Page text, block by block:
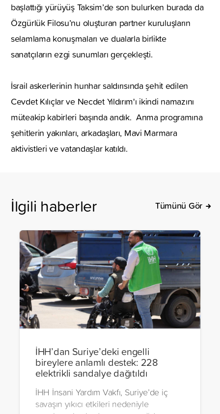
başlattığı yürüyüş Taksim’de son bulurken burada da
Özgürlük Filosu’nu oluşturan partner kuruluşların
selamlama konuşmaları ve dualarla birlikte
sanatçıların ezgi sunumları gerçekleşti.
İsrail askerlerinin hunhar saldırısında şehit edilen
Cevdet Kılıçlar ve Necdet Yıldırım'ı ikindi namazını
müteakip kabirleri başında andık. Anma programına
şehitlerin yakınları, arkadaşları, Mavi Marmara
aktivistleri ve vatandaşlar katıldı.
İlgili haberler Tümünü Gör
İHH’dan Suriye’deki engelli
bireylere anlamlı destek: 228
elektrikli sandalye dağıtıldı
İHH İnsani Yardım Vakfı, Suriye’de iç
savaşın yıkıcı etkileri nedeniyle